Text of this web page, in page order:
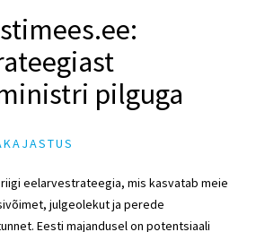
pilguga
eelarvestrateegia, mis kasvatab meie
julgeolekut ja perede
Eesti majandusel on potentsiaali